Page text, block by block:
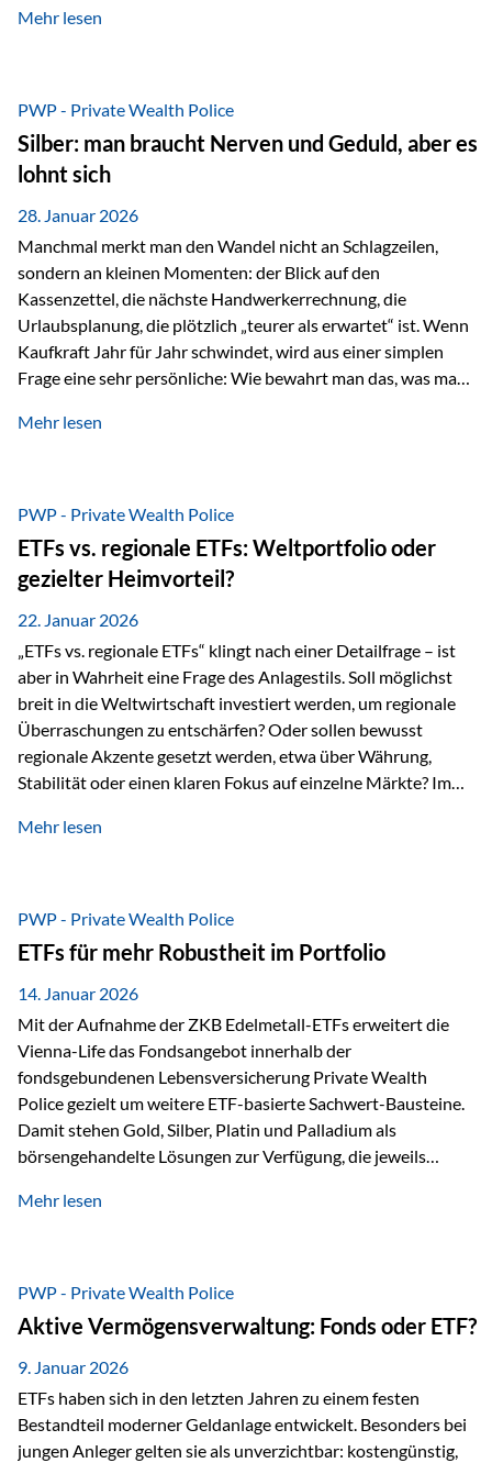
starken Anstiegen. Diese verändern jedoch nicht die
von geopolitischen Spannungen, einer stark ausgeweiteten
Geldmenge sowie strukturellen Verschiebungen an den
Kapitalmärkten geprägt ist, bleibt Gold ein bewährter Anker.
Nicht, weil…
Mehr lesen
PWP - Private Wealth Police
Silber: man braucht Nerven und Geduld, aber es
lohnt sich
28. Januar 2026
Manchmal merkt man den Wandel nicht an Schlagzeilen,
sondern an kleinen Momenten: der Blick auf den
Kassenzettel, die nächste Handwerkerrechnung, die
Urlaubsplanung, die plötzlich „teurer als erwartet“ ist. Wenn
Kaufkraft Jahr für Jahr schwindet, wird aus einer simplen
Frage eine sehr persönliche: Wie bewahrt man das, was man
Sachwerten mit einer Investition in Sachwerte zu
gerade dann, wenn Märkte nervös werden,…
Mehr lesen
PWP - Private Wealth Police
ETFs vs. regionale ETFs: Weltportfolio oder
gezielter Heimvorteil?
22. Januar 2026
„ETFs vs. regionale ETFs“ klingt nach einer Detailfrage – ist
aber in Wahrheit eine Frage des Anlagestils. Soll möglichst
breit in die Weltwirtschaft investiert werden, um regionale
Überraschungen zu entschärfen? Oder sollen bewusst
regionale Akzente gesetzt werden, etwa über Währung,
Stabilität oder einen klaren Fokus auf einzelne Märkte? Im
Wealth Police der Vienna-Life lassen sich beide Ansätze
Risikostreuung, Inflationsrobustheit und Stabilisierung. 1)
Die Philosophiefrage: breit oder bewusst? Global investieren
bedeutet: Das Portfolio bildet die Weltmärkte möglichst
breit ab, ohne die…
Mehr lesen
PWP - Private Wealth Police
ETFs für mehr Robustheit im Portfolio
14. Januar 2026
Mit der Aufnahme der ZKB Edelmetall-ETFs erweitert die
Vienna-Life das Fondsangebot innerhalb der
fondsgebundenen Lebensversicherung Private Wealth
Police gezielt um weitere ETF-basierte Sachwert-Bausteine.
Damit stehen Gold, Silber, Platin und Palladium als
börsengehandelte Lösungen zur Verfügung, die jeweils
dabei nicht auf einzelnen Marktmeinungen, sondern auf
Inflationsrobustheit und Stabilisierung – eingebettet in eine
liechtensteinische Versicherungsstruktur. Die
Sicherheitsarchitektur: Liechtenstein als Strukturprinzip Die
Private Wealth Police positioniert sich mit einer dreistufigen
Sicherheitsarchitektur, die auf mehreren Ebenen ansetzt:
Stufe 1: Versicherer-Ebene • Versicherung mit…
Mehr lesen
PWP - Private Wealth Police
Aktive Vermögensverwaltung: Fonds oder ETF?
9. Januar 2026
ETFs haben sich in den letzten Jahren zu einem festen
Bestandteil moderner Geldanlage entwickelt. Besonders bei
jungen Anleger gelten sie als unverzichtbar: kostengünstig,